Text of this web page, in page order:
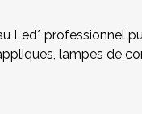
Led* professionnel
lampes de